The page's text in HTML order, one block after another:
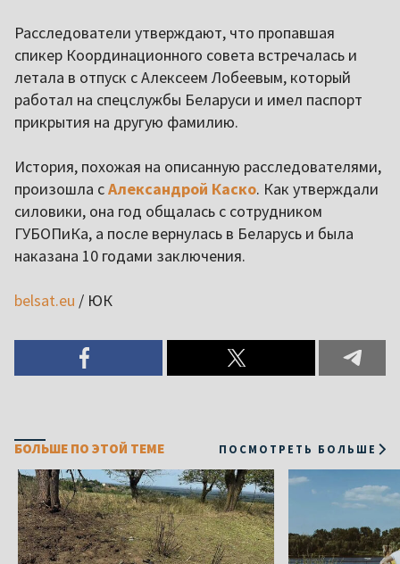
Расследователи утверждают, что пропавшая
спикер Координационного совета встречалась и
летала в отпуск с Алексеем Лобеевым, который
работал на спецслужбы Беларуси и имел паспорт
прикрытия на другую фамилию.
История, похожая на описанную расследователями,
произошла сАлександрой Каско. Как утверждали
силовики, она год общалась с сотрудником
ГУБОПиКа, а после вернулась в Беларусь и была
наказана 10 годами заключения.
belsat.eu / ЮК
БОЛЬШЕ ПО ЭТОЙ ТЕМЕ ПОСМОТРЕТЬ БОЛЬШЕ